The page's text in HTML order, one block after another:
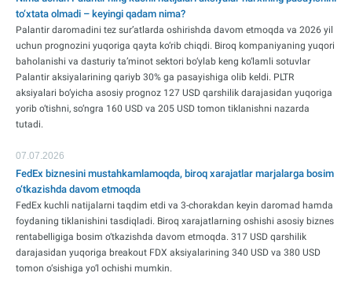
to‘xtata olmadi – keyingi qadam nima?
Palantir daromadini tez sur’atlarda oshirishda davom etmoqda va 2026 yil
uchun prognozini yuqoriga qayta ko‘rib chiqdi. Biroq kompaniyaning yuqori
baholanishi va dasturiy ta’minot sektori bo‘ylab keng ko‘lamli sotuvlar
Palantir aksiyalarining qariyb 30% ga pasayishiga olib keldi. PLTR
aksiyalari bo‘yicha asosiy prognoz 127 USD qarshilik darajasidan yuqoriga
yorib o‘tishni, so‘ngra 160 USD va 205 USD tomon tiklanishni nazarda
tutadi.
07.07.2026
FedEx biznesini mustahkamlamoqda, biroq xarajatlar marjalarga bosim
o‘tkazishda davom etmoqda
FedEx kuchli natijalarni taqdim etdi va 3-chorakdan keyin daromad hamda
foydaning tiklanishini tasdiqladi. Biroq xarajatlarning oshishi asosiy biznes
rentabelligiga bosim o‘tkazishda davom etmoqda. 317 USD qarshilik
darajasidan yuqoriga breakout FDX aksiyalarining 340 USD va 380 USD
tomon o‘sishiga yo‘l ochishi mumkin.